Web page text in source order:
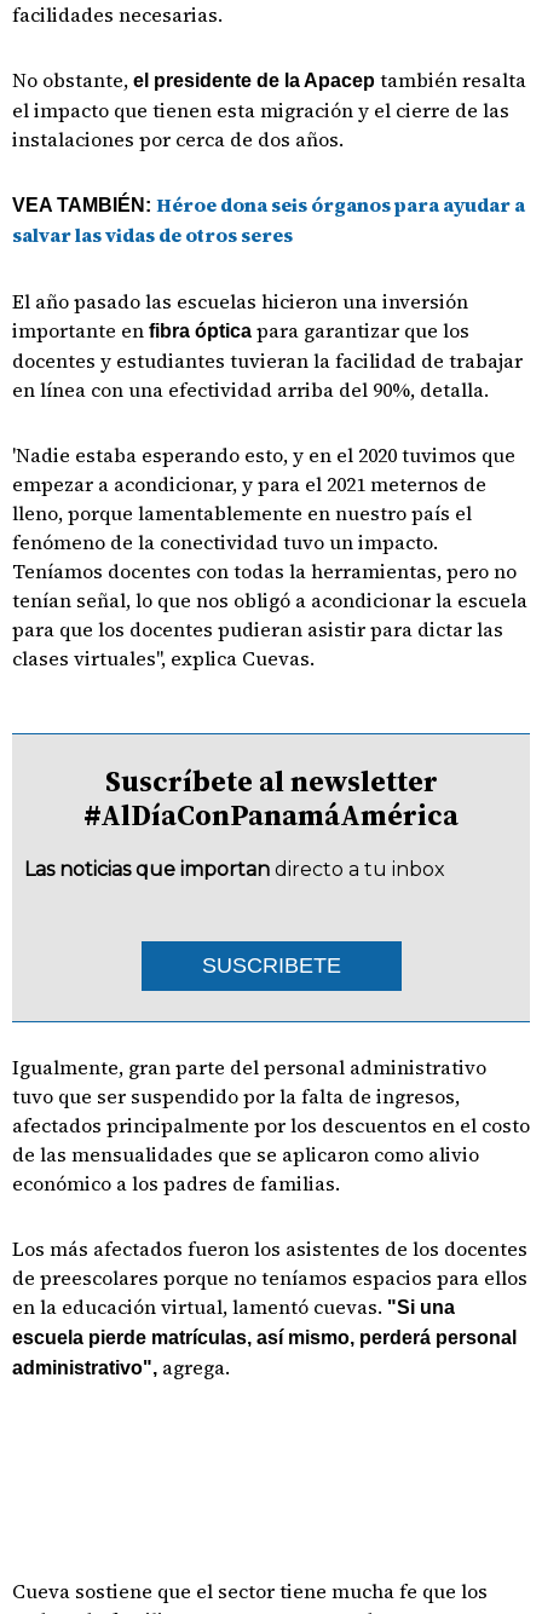
facilidades necesarias.
No obstante, el presidente de la Apacep también resalta
el impacto que tienen esta migración y el cierre de las
instalaciones por cerca de dos años.
VEA TAMBIÉN: Héroe dona seis órganos para ayudar a
salvar las vidas de otros seres
El año pasado las escuelas hicieron una inversión
importante en fibra óptica para garantizar que los
docentes y estudiantes tuvieran la facilidad de trabajar
en línea con una efectividad arriba del 90%, detalla.
'Nadie estaba esperando esto, y en el 2020 tuvimos que
empezar a acondicionar, y para el 2021 meternos de
lleno, porque lamentablemente en nuestro país el
fenómeno de la conectividad tuvo un impacto.
Teníamos docentes con todas la herramientas, pero no
tenían señal, lo que nos obligó a acondicionar la escuela
para que los docentes pudieran asistir para dictar las
clases virtuales", explica Cuevas.
Suscríbete al newsletter
#AlDíaConPanamáAmérica
Las noticias que importan directo a tu inbox
SUSCRIBETE
Igualmente, gran parte del personal administrativo
tuvo que ser suspendido por la falta de ingresos,
afectados principalmente por los descuentos en el costo
de las mensualidades que se aplicaron como alivio
económico a los padres de familias.
Los más afectados fueron los asistentes de los docentes
de preescolares porque no teníamos espacios para ellos
en la educación virtual, lamentó cuevas. "Si una
escuela pierde matrículas, así mismo, perderá personal
administrativo", agrega.
Cueva sostiene que el sector tiene mucha fe que los